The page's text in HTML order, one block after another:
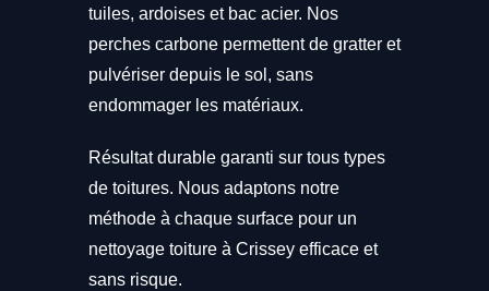
tuiles, ardoises et bac acier. Nos
perches carbone permettent de gratter et
pulvériser depuis le sol, sans
endommager les matériaux.
Résultat durable garanti sur tous types
de toitures. Nous adaptons notre
méthode à chaque surface pour un
nettoyage toiture à Crissey efficace et
sans risque.